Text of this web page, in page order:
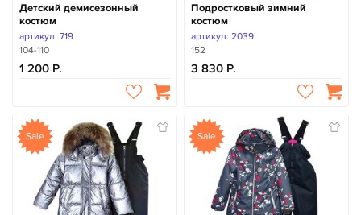
Детский демисезонный
костюм
артикул: 719
104-110
1 200
Подростковый зимний
костюм
артикул: 2039
152
3 830
Sale Sale